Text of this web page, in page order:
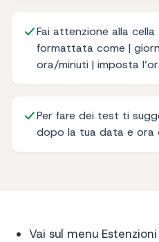
Fai attenzione alla
formattata come |
ora/minuti | imposta
Per fare dei test ti
dopo la tua data e ora
Vai sul menu